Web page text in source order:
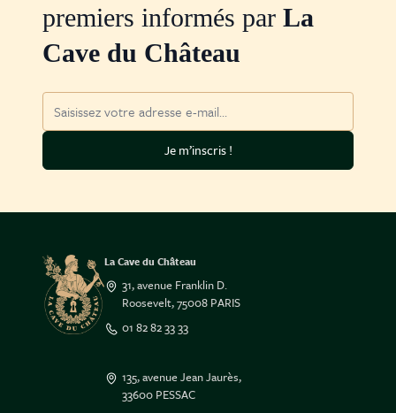
premiers informés par La
Cave du Château
Je m’inscris !
La Cave du Château
31, avenue Franklin D.
Roosevelt, 75008 PARIS
01 82 82 33 33
135, avenue Jean Jaurès,
33600 PESSAC